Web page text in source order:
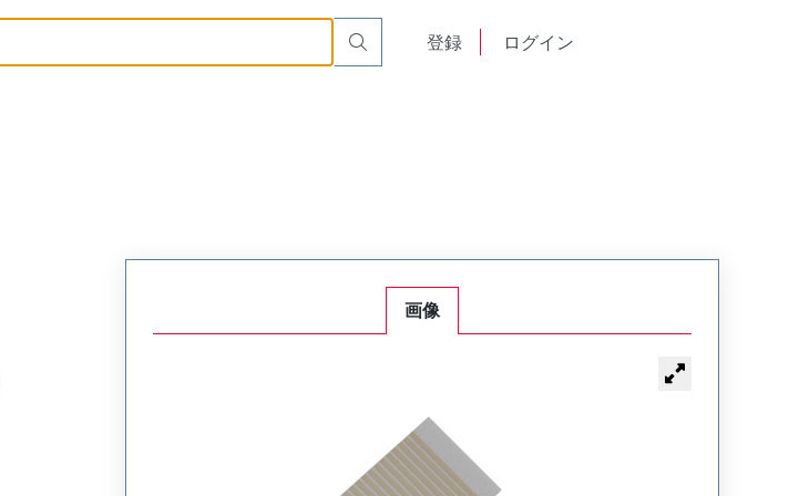
登録 ログイン
画像